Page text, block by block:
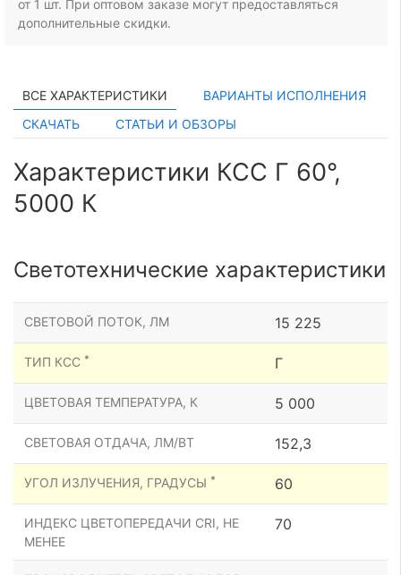
от 1 шт. При оптовом заказе могут предоставляться
дополнительные скидки.
ВСЕ ХАРАКТЕРИСТИКИ
ВАРИАНТЫ ИСПОЛНЕНИЯ
СКАЧАТЬ
СТАТЬИ И ОБЗОРЫ
Характеристики КСС Г 60°,
5000 К
Светотехнические характеристики
СВЕТОВОЙ ПОТОК, ЛМ 15 225
ТИП КСС * Г
ЦВЕТОВАЯ ТЕМПЕРАТУРА, К 5 000
СВЕТОВАЯ ОТДАЧА, ЛМ/ВТ 152,3
УГОЛ ИЗЛУЧЕНИЯ, ГРАДУСЫ * 60
ИНДЕКС ЦВЕТОПЕРЕДАЧИ CRI, НЕ
МЕНЕЕ
70